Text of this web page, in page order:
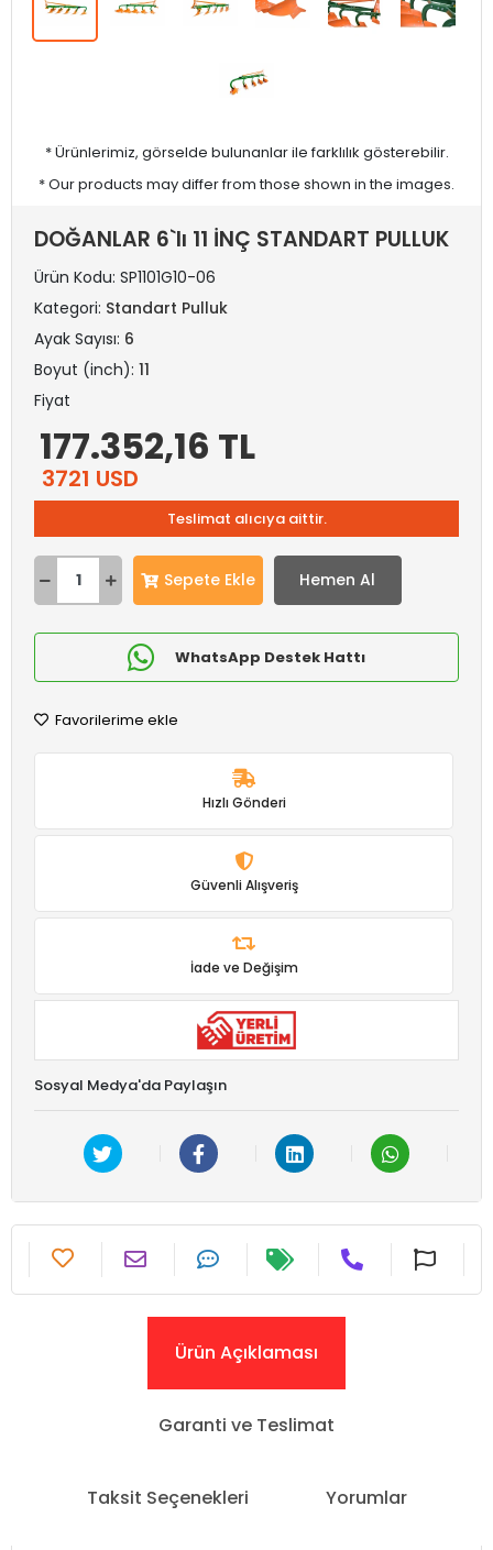
* Ürünlerimiz, görselde bulunanlar ile farklılık gösterebilir.
* Our products may differ from those shown in the images.
DOĞANLAR 6`lı 11 İNÇ STANDART PULLUK
Ürün Kodu: SP1101G10-06
Kategori: Standart Pulluk
Ayak Sayısı: 6
Boyut (inch): 11
Fiyat
177.352,16 TL
3721 USD
Teslimat alıcıya aittir.
Sepete Ekle Hemen Al
WhatsApp Destek Hattı
Favorilerime ekle
Hızlı Gönderi
Güvenli Alışveriş
İade ve Değişim
Sosyal Medya'da Paylaşın
Ürün Açıklaması
Garanti ve Teslimat
Taksit Seçenekleri Yorumlar